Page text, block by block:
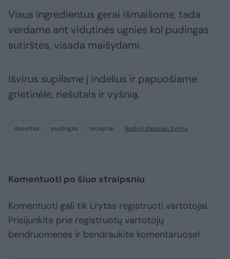
Visus ingredientus gerai išmaišome, tada
verdame ant vidutinės ugnies kol pudingas
sutirštės, visada maišydami.
Išvirus supilame į indelius ir papuošiame
grietinėle, riešutais ir vyšnią.
desertas pudingas receptai Rodyti daugiau žymių
Komentuoti po šiuo straipsniu
Komentuoti gali tik Lrytas registruoti vartotojai.
Prisijunkite prie registruotų vartotojų
bendruomenės ir bendraukite komentaruose!